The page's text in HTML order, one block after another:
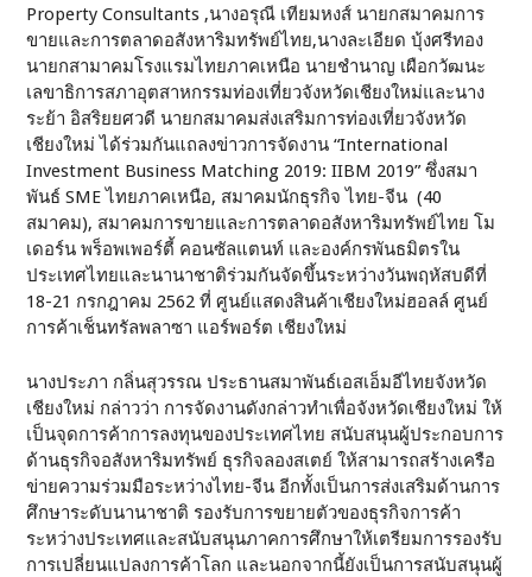
Property Consultants ,นางอรุณี เทียมหงส์ นายกสมาคมการ
ขายและการตลาดอสังหาริมทรัพย์ไทย,นางละเอียด บุ้งศรีทอง
นายกสามาคมโรงแรมไทยภาคเหนือ นายชำนาญ เผือกวัฒนะ
เลขาธิการสภาอุตสาหกรรมท่องเที่ยวจังหวัดเชียงใหม่และนาง
ระย้า อิสริยยศวดี นายกสมาคมส่งเสริมการท่องเที่ยวจังหวัด
เชียงใหม่ ได้ร่วมกันแถลงข่าวการจัดงาน “International
Investment Business Matching 2019: IIBM 2019” ซึ่งสมา
พันธ์ SME ไทยภาคเหนือ, สมาคมนักธุรกิจ ไทย-จีน (40
สมาคม), สมาคมการขายและการตลาดอสังหาริมทรัพย์ไทย โม
เดอร์น พร็อพเพอร์ตี้ คอนซัลแตนท์ และองค์กรพันธมิตรใน
ประเทศไทยและนานาชาติร่วมกันจัดขึ้นระหว่างวันพฤหัสบดีที่
18-21 กรกฎาคม 2562 ที่ ศูนย์แสดงสินค้าเชียงใหม่ฮอลล์ ศูนย์
การค้าเช็นทรัลพลาซา แอร์พอร์ต เชียงใหม่
นางประภา กลิ่นสุวรรณ ประธานสมาพันธ์เอสเอ็มอีไทยจังหวัด
เชียงใหม่ กล่าวว่า การจัดงานดังกล่าวทำเพื่อจังหวัดเชียงใหม่ ให้
เป็นจุดการค้าการลงทุนของประเทศไทย สนับสนุนผู้ประกอบการ
ด้านธุรกิจอสังหาริมทรัพย์ ธุรกิจลองสเตย์ ให้สามารถสร้างเครือ
ข่ายความร่วมมือระหว่างไทย-จีน อีกทั้งเป็นการส่งเสริมด้านการ
ศึกษาระดับนานาชาติ รองรับการขยายตัวของธุรกิจการค้า
ระหว่างประเทศและสนับสนุนภาคการศึกษาให้เตรียมการรองรับ
การเปลี่ยนแปลงการค้าโลก และนอกจากนี้ยังเป็นการสนับสนุนผู้